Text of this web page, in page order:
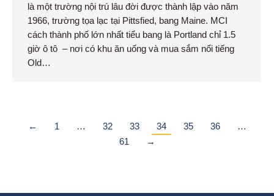
là một trường nội trú lâu đời được thành lập vào năm
1966, trường tọa lạc tại Pittsfied, bang Maine. MCI
cách thành phố lớn nhất tiểu bang là Portland chỉ 1.5
giờ ô tô – nơi có khu ăn uống và mua sắm nổi tiếng
Old…
← 1 … 32 33 34 35 36
…
61
→